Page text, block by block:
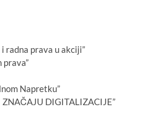
radna prava u akciji”
Napretku”
DIGITALIZACIJE”